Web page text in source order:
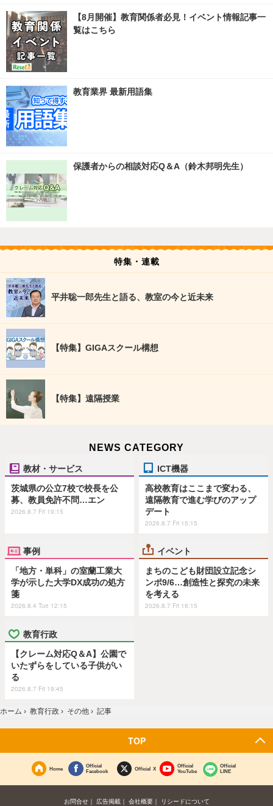
【8月開催】教育関係者必見！イベント情報記事一
覧はこちら
教育業界 最新用語集
保護者からの相談対応Q＆A（鈴木邦明先生）
特集・連載
平井聡一郎先生と語る、教室の今と近未来
【特集】GIGAスクール構想
【特集】遠隔授業
NEWS CATEGORY
教材・サービス
茨城県の公立7校で校長を公
募、教員免許不問…エン
2026.8.7 Fri 19:15
ICT機器
高校教育はここまで変わる、
遠隔教育で進む学びのアップ
デート
2026.8.7 Fri 15:15
事例
「地方・単科」の室蘭工業大
学が示した大学DX成功の処方
箋
2026.8.4 Tue 12:15
イベント
まちのこども財団設立記念シ
ンポ9/6…創造性と探究の未来
を考える
2026.8.7 Fri 16:15
教育行政
【クレーム対応Q＆A】公園で
いたずらをしている子供がい
る
2026.8.7 Fri 19:45
ホーム › 教育行政 › その他 › 記事
TOP
Home
Official
Facebook
Official X
Official
YouTube
Official
LINE
お問合せ 広告掲載 会社概要 リシードについて